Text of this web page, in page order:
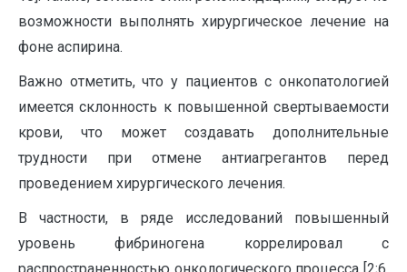
возможности выполнять хирургическое лечение на
фоне аспирина.
Важно отметить, что у пациентов с онкопатологией
имеется склонность к повышенной свертываемости
крови, что может создавать дополнительные
трудности при отмене антиагрегантов перед
проведением хирургического лечения.
В частности, в ряде исследований повышенный
уровень фибриногена коррелировал с